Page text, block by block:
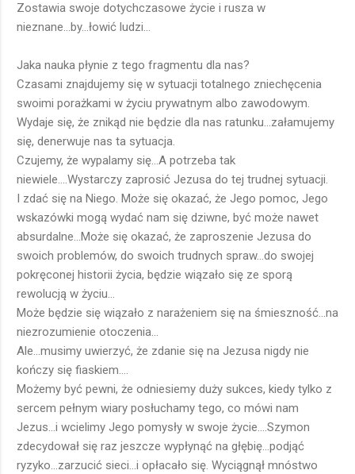
Zostawia swoje dotychczasowe życie i rusza w
nieznane...by...łowić ludzi...
Jaka nauka płynie z tego fragmentu dla nas?
Czasami znajdujemy się w sytuacji totalnego zniechęcenia
swoimi porażkami w życiu prywatnym albo zawodowym.
Wydaje się, że znikąd nie będzie dla nas ratunku...załamujemy
się, denerwuje nas ta sytuacja.
Czujemy, że wypalamy się...A potrzeba tak
niewiele....Wystarczy zaprosić Jezusa do tej trudnej sytuacji.
I zdać się na Niego. Może się okazać, że Jego pomoc, Jego
wskazówki mogą wydać nam się dziwne, być może nawet
absurdalne...Może się okazać, że zaproszenie Jezusa do
swoich problemów, do swoich trudnych spraw...do swojej
pokręconej historii życia, będzie wiązało się ze sporą
rewolucją w życiu...
Może będzie się wiązało z narażeniem się na śmieszność...na
niezrozumienie otoczenia...
Ale...musimy uwierzyć, że zdanie się na Jezusa nigdy nie
kończy się fiaskiem....
Możemy być pewni, że odniesiemy duży sukces, kiedy tylko z
sercem pełnym wiary posłuchamy tego, co mówi nam
Jezus...i wcielimy Jego pomysły w swoje życie....Szymon
zdecydował się raz jeszcze wypłynąć na głębię...podjąć
ryzyko...zarzucić sieci...i opłacało się. Wyciągnął mnóstwo